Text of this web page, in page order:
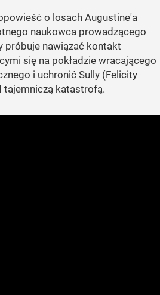
o losach Augustine'a
naukowca prowadzącego
próbuje nawiązać kontakt
się na pokładzie wracającego
i uchronić Sully (Felicity
tajemniczą katastrofą.